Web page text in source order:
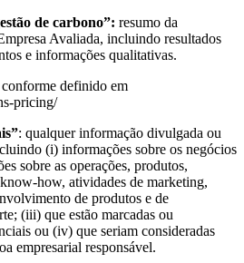
de carbono”: resumo da
Avaliada, incluindo resultados
e informações qualitativas.
conforme definido em
pricing/
: qualquer informação divulgada ou
(i) informações sobre os negócios
sobre as operações, produtos,
how, atividades de marketing,
de produtos e de
(iii) que estão marcadas ou
ou (iv) que seriam consideradas
empresarial responsável.